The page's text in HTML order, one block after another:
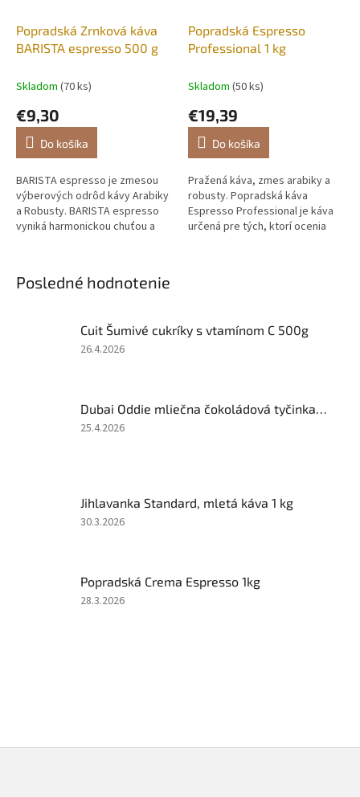
Popradská Zrnková káva
BARISTA espresso 500 g
Skladom (70 ks)
€9,30
Do košíka
BARISTA espresso je zmesou
výberových odrôd kávy Arabiky
a Robusty. BARISTA espresso
vyniká harmonickou chuťou a
Popradská Espresso
Professional 1 kg
Skladom (50 ks)
€19,39
Do košíka
Pražená káva, zmes arabiky a
robusty. Popradská káva
Espresso Professional je káva
určená pre tých, ktorí ocenia
Posledné hodnotenie
Cuit Šumivé cukríky s vtamínom C 500g
Hodnotenie
z
5
26.4.2026
Dubai Oddie mliečna čokoládová tyčinka 27g
Hodnotenie
5
hviezdičiek.
25.4.2026
Jihlavanka Standard, mletá káva 1 kg
Hodnotenie
z
5
30.3.2026
Popradská Crema Espresso 1kg
Hodnotenie
28.3.2026